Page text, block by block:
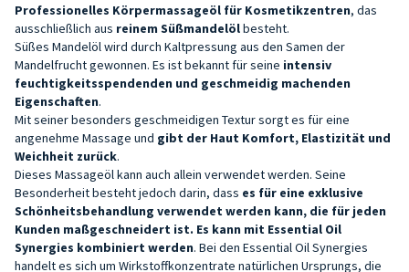
Professionelles Körpermassageöl für Kosmetikzentren, das
ausschließlich aus reinem Süßmandelölbesteht.
Süßes Mandelöl wird durch Kaltpressung aus den Samen der
Mandelfrucht gewonnen. Es ist bekannt für seine intensiv
feuchtigkeitsspendenden und geschmeidig machenden
Eigenschaften.
Mit seiner besonders geschmeidigen Textur sorgt es für eine
angenehme Massage und gibt der Haut Komfort, Elastizität und
Weichheit zurück.
Dieses Massageöl kann auch allein verwendet werden. Seine
Besonderheit besteht jedoch darin, dass es für eine exklusive
Schönheitsbehandlung verwendet werden kann, die für jeden
Kunden maßgeschneidert ist. Es kann mit Essential Oil
Synergies kombiniert werden. Bei den Essential Oil Synergies
handelt es sich um Wirkstoffkonzentrate natürlichen Ursprungs, die